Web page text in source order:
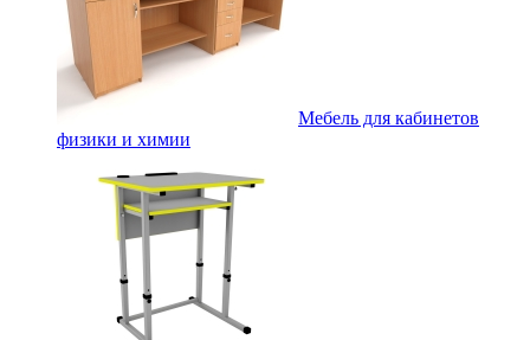
Мебель для кабинетов
физики и химии